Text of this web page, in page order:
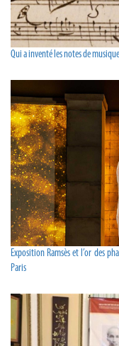
Qui a inventé les notes de
Exposition Ramsès et l’or des
Paris